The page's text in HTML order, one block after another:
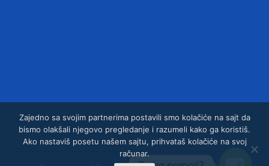
Zajedno sa svojim partnerima postavili smo kolačiće na sajt da
bismo olakšali njegovo pregledanje i razumeli kako ga koristiš.
Ako nastaviš posetu našem sajtu, prihvataš kolačiće na svoj
računar.